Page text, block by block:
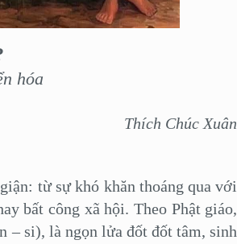
hóa
Thích Chúc Xuân
từ sự khó khăn thoáng qua với
bất công xã hội. Theo Phật giáo,
– si), là ngọn lửa đốt đốt tâm, sinh